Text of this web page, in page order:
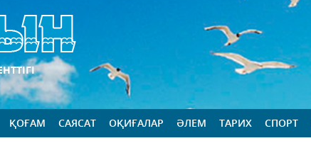
ҚОҒАМ САЯСАТ ОҚИҒАЛАР ӘЛЕМ ТАРИХ СПОРТ